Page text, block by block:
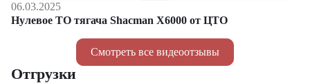
Смотреть все видеоотзывы
06.03.2025
Нулевое ТО тягача Shacman Х6000 от ЦТО
Отгрузки